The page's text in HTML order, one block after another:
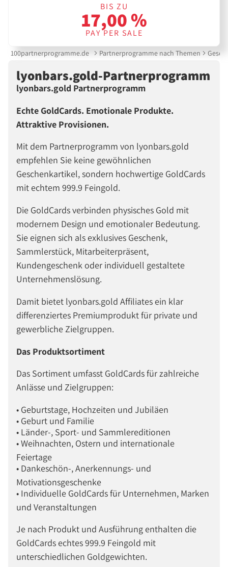
BIS ZU
17,00 %
PAY PER SALE
100partnerprogramme.de Partnerprogramme nach Themen
lyonbars.gold-Partnerprogramm
lyonbars.gold Partnerprogramm
Echte GoldCards. Emotionale Produkte.
Attraktive Provisionen.
Mit dem Partnerprogramm von lyonbars.gold
empfehlen Sie keine gewöhnlichen
Geschenkartikel, sondern hochwertige GoldCards
mit echtem 999.9 Feingold.
Die GoldCards verbinden physisches Gold mit
modernem Design und emotionaler Bedeutung.
Sie eignen sich als exklusives Geschenk,
Sammlerstück, Mitarbeiterpräsent,
Kundengeschenk oder individuell gestaltete
Unternehmenslösung.
Damit bietet lyonbars.gold Affiliates ein klar
differenziertes Premiumprodukt für private und
gewerbliche Zielgruppen.
Das Produktsortiment
Das Sortiment umfasst GoldCards für zahlreiche
Anlässe und Zielgruppen:
• Geburtstage, Hochzeiten und Jubiläen
• Geburt und Familie
• Länder-, Sport- und Sammlereditionen
• Weihnachten, Ostern und internationale
Feiertage
• Dankeschön-, Anerkennungs- und
Motivationsgeschenke
• Individuelle GoldCards für Unternehmen, Marken
und Veranstaltungen
Je nach Produkt und Ausführung enthalten die
GoldCards echtes 999.9 Feingold mit
unterschiedlichen Goldgewichten.